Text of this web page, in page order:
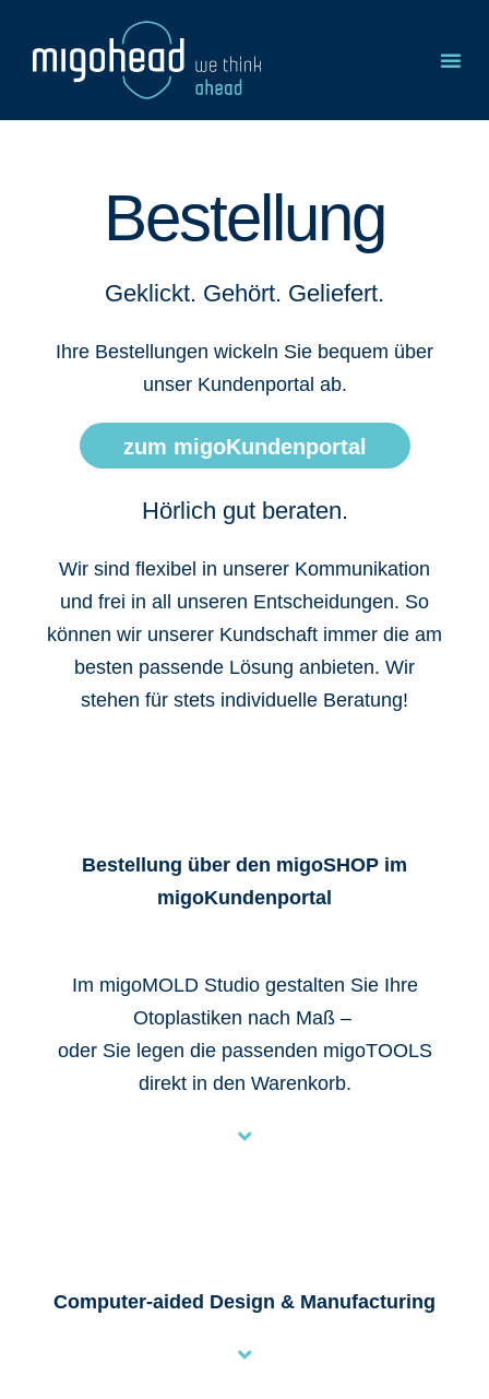
Bestellung
Geklickt. Gehört. Geliefert.
Ihre Bestellungen wickeln Sie bequem über
unser Kundenportal ab.
zum migoKundenportal
Hörlich gut beraten.
Wir sind flexibel in unserer Kommunikation
und frei in all unseren Entscheidungen. So
können wir unserer Kundschaft immer die am
besten passende Lösung anbieten. Wir
stehen für stets individuelle Beratung!
Bestellung über den migoSHOP im
migoKundenportal
Im migoMOLD Studio gestalten Sie Ihre
Otoplastiken nach Maß –
oder Sie legen die passenden migoTOOLS
direkt in den Warenkorb.
Computer-aided Design & Manufacturing